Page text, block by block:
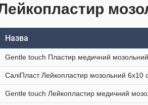
Назва
Gentle touch Пластир медичний
СаліПласт Лейкопластир мозольний 6х10
Gentle touch Лейкопластир медичний